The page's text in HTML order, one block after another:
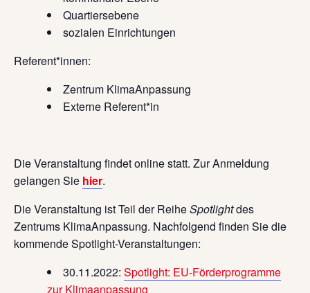
Quartiersebene
sozialen Einrichtungen
Referent*innen:
Zentrum KlimaAnpassung
Externe Referent*in
Die Veranstaltung findet online statt. Zur Anmeldung
gelangen Sie hier.
Die Veranstaltung ist Teil der ReiheSpotlightdes
Zentrums KlimaAnpassung. Nachfolgend finden Sie die
kommende Spotlight-Veranstaltungen:
30.11.2022: Spotlight: EU-Förderprogramme
zur Klimaanpassung